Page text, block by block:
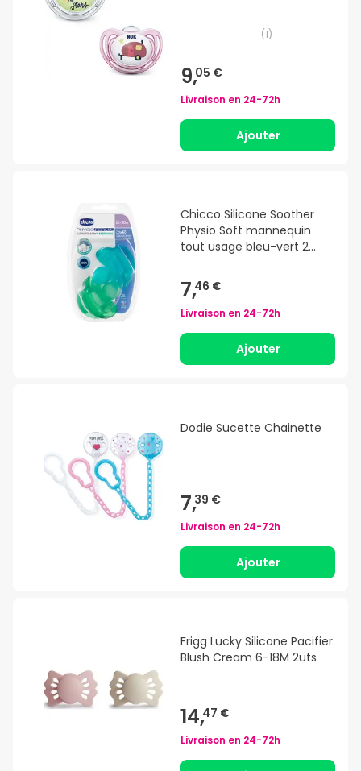
(1)
9,05 €
Livraison en 24-72h
Ajouter
Chicco Silicone Soother
Physio Soft mannequin
tout usage bleu-vert 2
7,46 €
Livraison en 24-72h
Ajouter
Dodie Sucette Chainette
7,39 €
Livraison en 24-72h
Ajouter
Frigg Lucky Silicone Pacifier
Blush Cream 6-18M 2uts
14,47 €
Livraison en 24-72h